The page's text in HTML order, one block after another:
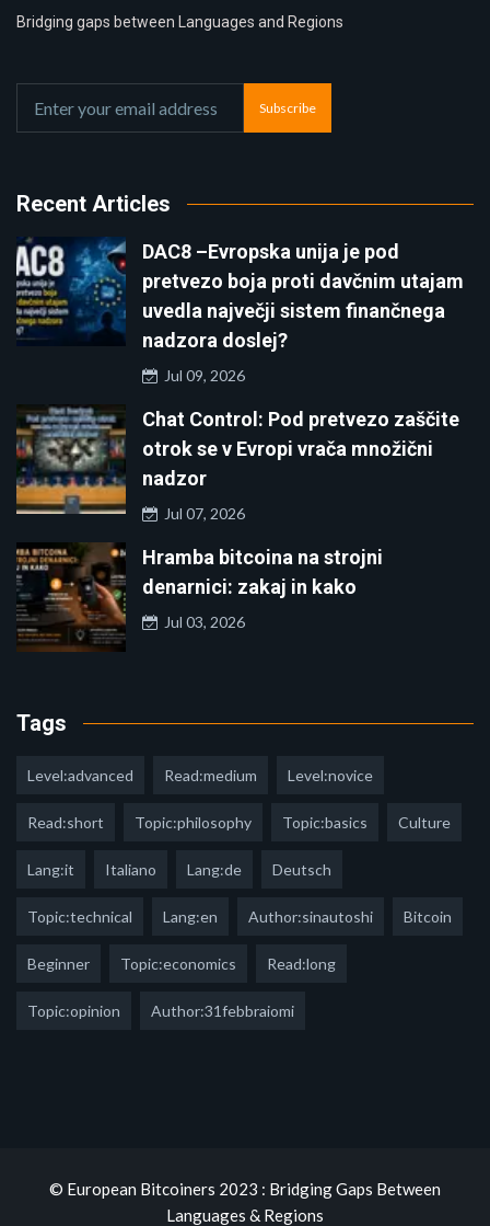
Bridging gaps between Languages and Regions
Subscribe
Recent Articles
DAC8 –Evropska unija je pod
pretvezo boja proti davčnim utajam
uvedla največji sistem finančnega
nadzora doslej?
Jul 09, 2026
Chat Control: Pod pretvezo zaščite
otrok se v Evropi vrača množični
nadzor
Jul 07, 2026
Hramba bitcoina na strojni
denarnici: zakaj in kako
Jul 03, 2026
Tags
Level:advanced Read:medium Level:novice
Read:short Topic:philosophy Topic:basics Culture
Lang:it Italiano Lang:de Deutsch
Topic:technical Lang:en Author:sinautoshi Bitcoin
Beginner Topic:economics Read:long
Topic:opinion Author:31febbraiomi
© European Bitcoiners 2023 : Bridging Gaps Between
Languages & Regions